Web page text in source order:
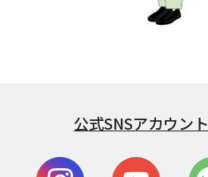
公式SNSアカウント